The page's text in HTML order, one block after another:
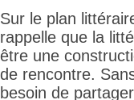
Sur le plan
rappelle que la
être une
de rencontre.
besoin de